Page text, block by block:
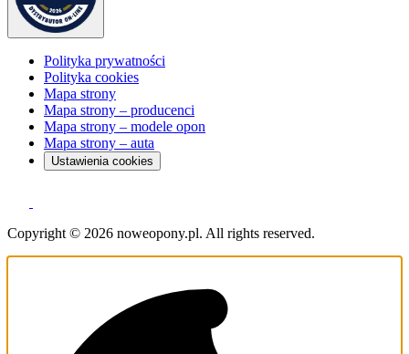
Polityka prywatności
Polityka cookies
Mapa strony
Mapa strony – producenci
Mapa strony – modele opon
Mapa strony – auta
Ustawienia cookies
Copyright © 2026 noweopony.pl. All rights reserved.